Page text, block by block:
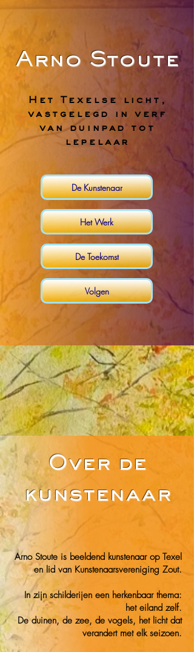
Arno Stoute
Het Texelse licht,
vastgelegd in verf
van duinpad tot
lepelaar
De Kunstenaar
Het Werk
De Toekomst
Volgen
Over de
kunstenaar
Arno Stoute is beeldend kunstenaar op Texel
en lid van Kunstenaarsvereniging Zout.
In zijn schilderijen een herkenbaar thema:
het eiland zelf.
De duinen, de zee, de vogels, het licht dat
verandert met elk seizoen.